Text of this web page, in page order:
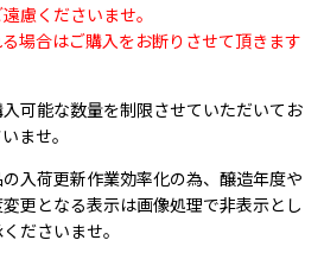
慮くださいませ。
場合はご購入をお断りさせて頂きます
可能な数量を制限させていただいてお
ませ。
入荷更新作業効率化の為、醸造年度や
更となる表示は画像処理で非表示とし
ださいませ。